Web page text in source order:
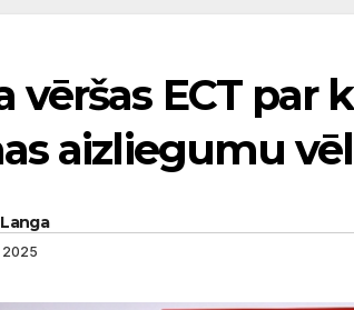
vēršas ECT par
aizliegumu
2025